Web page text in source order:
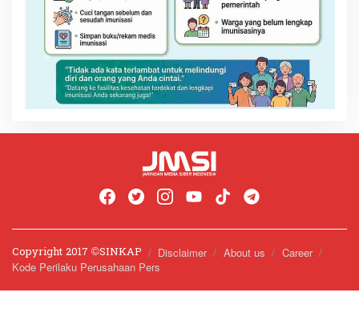
Copyright 2017 ©️SINKAP Disclaimer About us
Career
Kode Perilaku Perusahaan Pers